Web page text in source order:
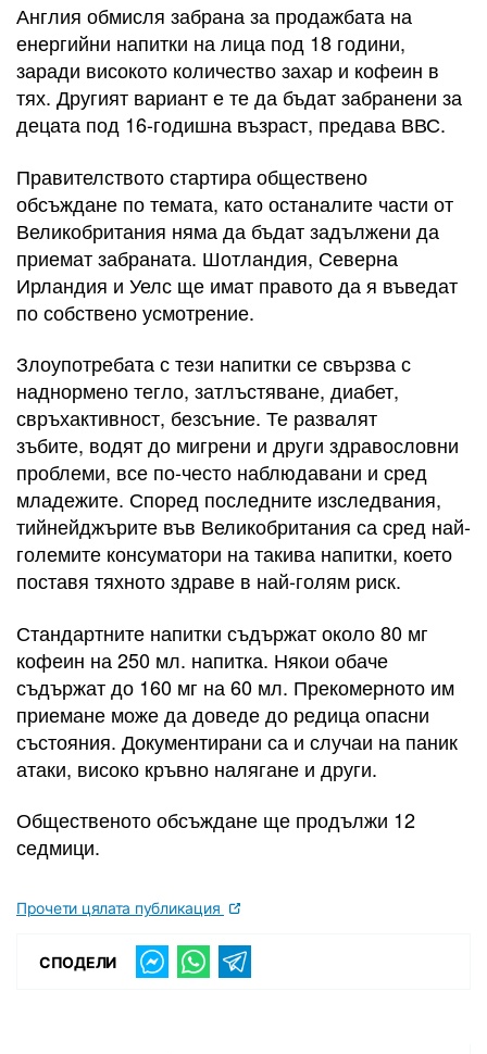
Англия обмисля забрана за продажбата на
енергийни напитки на лица под 18 години,
заради високото количество захар и кофеин в
тях. Другият вариант е те да бъдат забранени за
децата под 16-годишна възраст, предава ВВС.
Правителството стартира обществено
обсъждане по темата, като останалите части от
Великобритания няма да бъдат задължени да
приемат забраната. Шотландия, Северна
Ирландия и Уелс ще имат правото да я въведат
по собствено усмотрение.
Злоупотребата с тези напитки се свързва с
наднормено тегло, затлъстяване, диабет,
свръхактивност, безсъние. Те развалят
зъбите, водят до мигрени и други здравословни
проблеми, все по-често наблюдавани и сред
младежите. Според последните изследвания,
тийнейджърите във Великобритания са сред най-
големите консуматори на такива напитки, което
поставя тяхното здраве в най-голям риск.
Стандартните напитки съдържат около 80 мг
кофеин на 250 мл. напитка. Някои обаче
съдържат до 160 мг на 60 мл. Прекомерното им
приемане може да доведе до редица опасни
състояния. Документирани са и случаи на паник
атаки, високо кръвно налягане и други.
Общественото обсъждане ще продължи 12
седмици.
Прочети цялата публикация
СПОДЕЛИ